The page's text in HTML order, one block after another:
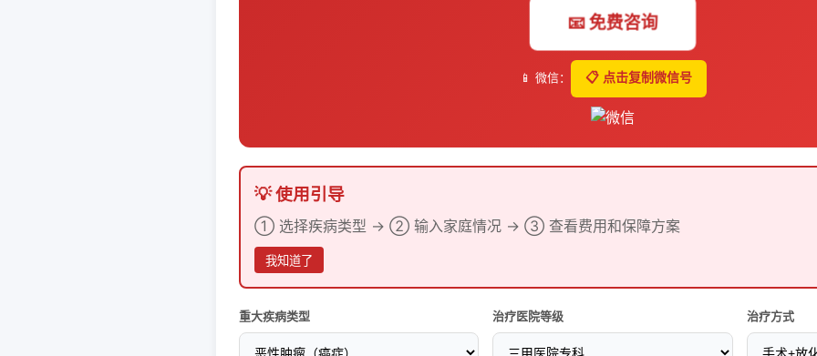
📧 免费咨询
📱 微信： 📋 点击复制微信号
💡 使用引导
① 选择疾病类型 → ② 输入家庭情况 → ③ 查看费用和保障方案
我知道了
重大疾病类型 治疗医院等级 治疗方式